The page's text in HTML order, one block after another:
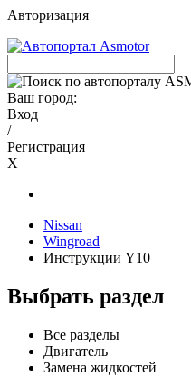
Авторизация
Ваш город:
Вход
/
Регистрация
X
Nissan
Wingroad
Инструкции Y10
Выбрать раздел
Все разделы
Двигатель
Замена жидкостей